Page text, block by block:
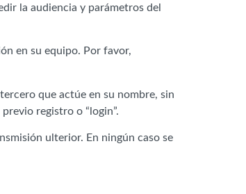
la audiencia y parámetros del
en su equipo. Por favor,
que actúe en su nombre, sin
registro o “login”.
ulterior. En ningún caso se